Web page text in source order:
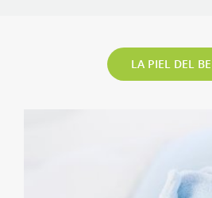
LA PIEL DEL